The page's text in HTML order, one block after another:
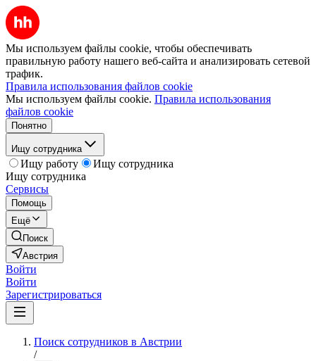
Мы используем файлы cookie, чтобы обеспечивать
правильную работу нашего веб-сайта и анализировать сетевой
трафик.
Правила использования файлов cookie
Мы используем файлы cookie. Правила использования
файлов cookie
Понятно
Ищу сотрудника
Ищу работу
Ищу сотрудника
Ищу сотрудника
Сервисы
Помощь
Ещё
Поиск
Австрия
Войти
Войти
Зарегистрироваться
Поиск сотрудников в Австрии
/